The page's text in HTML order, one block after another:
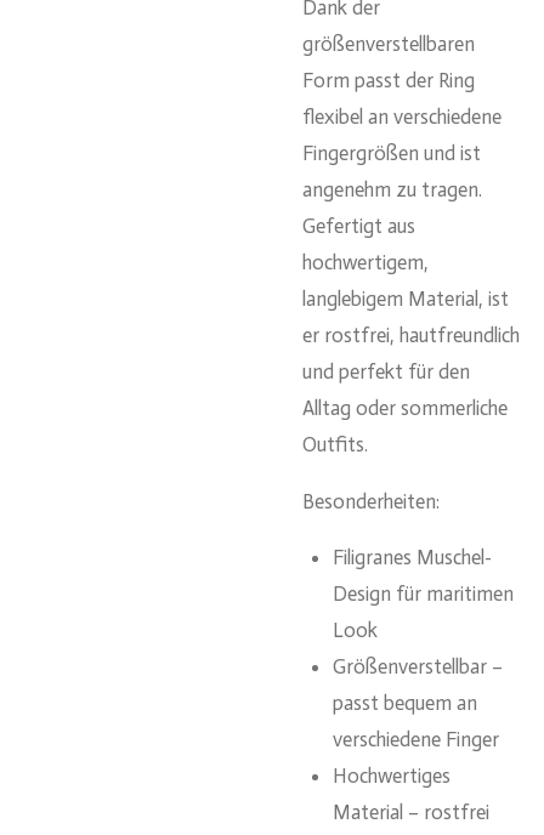
Dank der
größenverstellbaren
Form passt der Ring
flexibel an verschiedene
Fingergrößen und ist
angenehm zu tragen.
Gefertigt aus
hochwertigem,
langlebigem Material, ist
er rostfrei, hautfreundlich
und perfekt für den
Alltag oder sommerliche
Outfits.
Besonderheiten:
Filigranes Muschel-
Design für maritimen
Look
Größenverstellbar –
passt bequem an
verschiedene Finger
Hochwertiges
Material – rostfrei